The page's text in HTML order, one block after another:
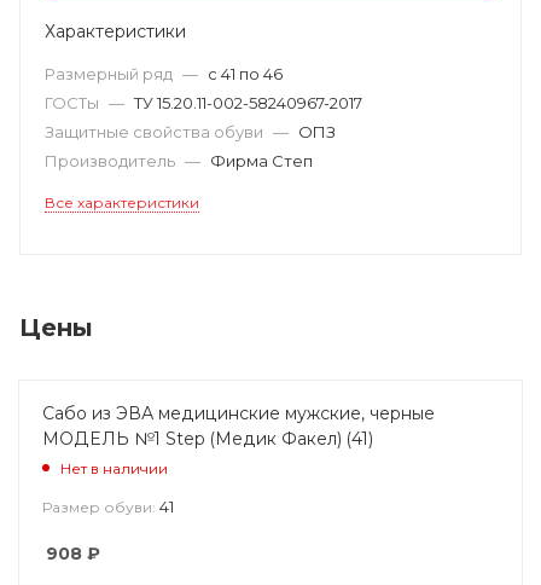
Характеристики
Размерный ряд — с 41 по 46
ГОСТы — ТУ 15.20.11-002-58240967-2017
Защитные свойства обуви — ОПЗ
Производитель — Фирма Степ
Все характеристики
Цены
Сабо из ЭВА медицинские мужские, черные
МОДЕЛЬ №1 Step (Медик Факел) (41)
Нет в наличии
Размер обуви: 41
908 ₽